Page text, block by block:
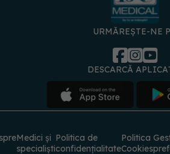
URMĂREȘTE-NE
DESCARCĂ
Medici și
specialiști
Politica de
confidențialitate
Politica
Cookies